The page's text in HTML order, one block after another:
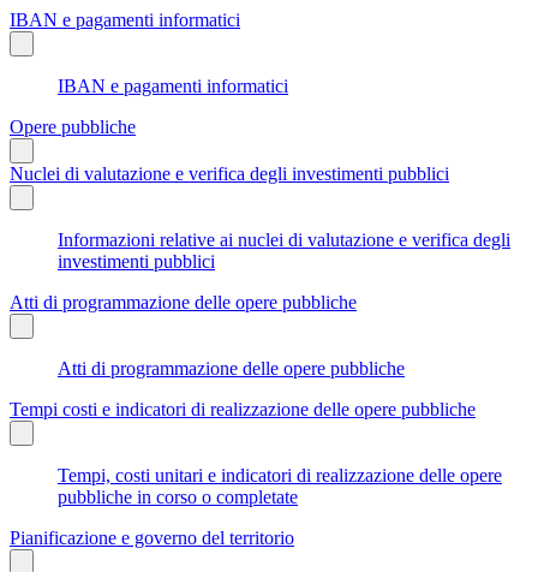
IBAN e pagamenti informatici
IBAN e pagamenti informatici
Opere pubbliche
Nuclei di valutazione e verifica degli investimenti pubblici
Informazioni relative ai nuclei di valutazione e verifica degli
investimenti pubblici
Atti di programmazione delle opere pubbliche
Atti di programmazione delle opere pubbliche
Tempi costi e indicatori di realizzazione delle opere pubbliche
Tempi, costi unitari e indicatori di realizzazione delle opere
pubbliche in corso o completate
Pianificazione e governo del territorio